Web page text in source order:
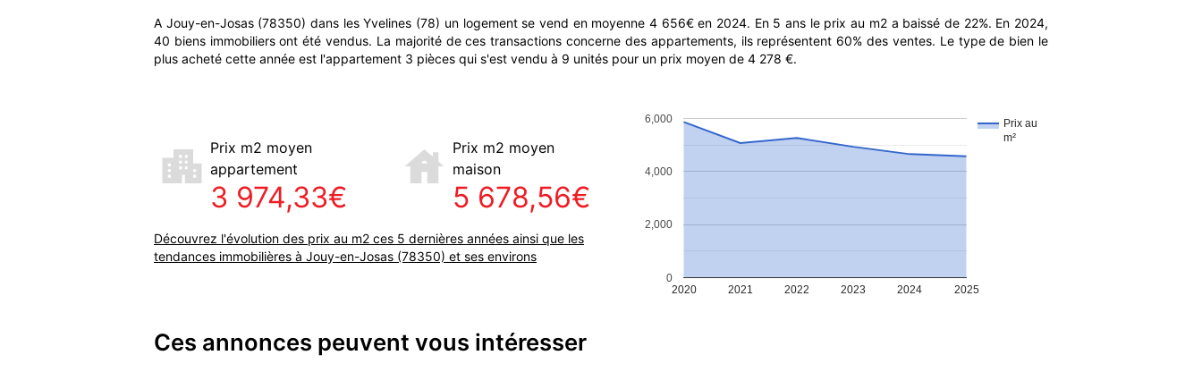
A Jouy-en-Josas (78350) dans les Yvelines (78) un logement se vend en moyenne 4 656€ en 2024. En 5 ans le prix au m2 a baissé de 22%. En 2024,
40 biens immobiliers ont été vendus. La majorité de ces transactions concerne des appartements, ils représentent 60% des ventes. Le type de bien le
plus acheté cette année est l'appartement 3 pièces qui s'est vendu à 9 unités pour un prix moyen de 4 278 €.
Prix m2 moyen
appartement
3 974,33€
Prix m2 moyen
maison
5 678,56€
Découvrez l'évolution des prix au m2 ces 5 dernières années ainsi que les
tendances immobilières à Jouy-en-Josas (78350) et ses environs
Prix au
m²
2020 2021 2022 2023 2024 2025
0
2,000
4,000
6,000
Ces annonces peuvent vous intéresser